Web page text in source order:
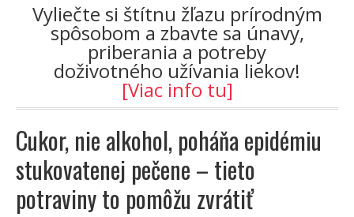
Vyliečte si štítnu žľazu prírodným
spôsobom a zbavte sa únavy,
priberania a potreby
doživotného užívania liekov!
[Viac info tu]
Cukor, nie alkohol, poháňa epidémiu
stukovatenej pečene – tieto
potraviny to pomôžu zvrátiť